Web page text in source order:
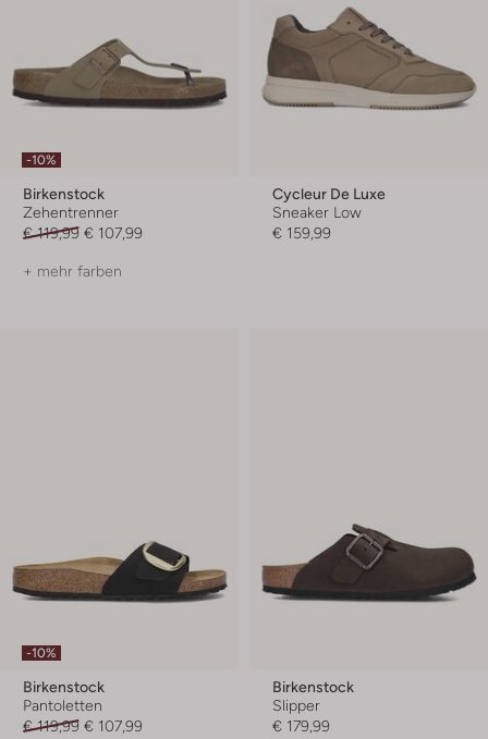
-10%
Birkenstock
Zehentrenner
€ 119,99 € 107,99
+ mehr farben
Cycleur De Luxe
Sneaker Low
€ 159,99
-10%
Birkenstock
Pantoletten
€ 119,99 € 107,99
Birkenstock
Slipper
€ 179,99